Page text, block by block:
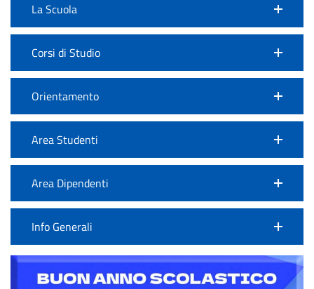
La Scuola
Corsi di Studio
Orientamento
Area Studenti
Area Dipendenti
Info Generali